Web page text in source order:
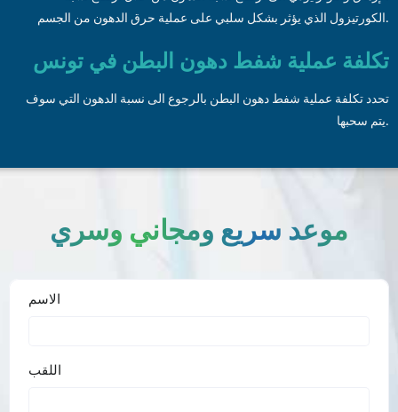
الكورتيزول الذي يؤثر بشكل سلبي على عملية حرق الدهون من الجسم.
تكلفة عملية شفط دهون البطن في تونس
تحدد تكلفة عملية شفط دهون البطن بالرجوع الى نسبة الدهون التي سوف
يتم سحبها.
موعد سريع ومجاني وسري